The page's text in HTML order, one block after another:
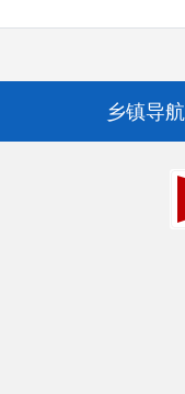
乡镇导航